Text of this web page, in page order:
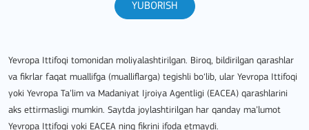
YUBORISH
Yevropa Ittifoqi tomonidan moliyalashtirilgan. Biroq, bildirilgan qarashlar
va fikrlar faqat muallifga (mualliflarga) tegishli bo‘lib, ular Yevropa Ittifoqi
yoki Yevropa Ta’lim va Madaniyat Ijroiya Agentligi (EACEA) qarashlarini
aks ettirmasligi mumkin. Saytda joylashtirilgan har qanday ma’lumot
Yevropa Ittifoqi yoki EACEA ning fikrini ifoda etmaydi.